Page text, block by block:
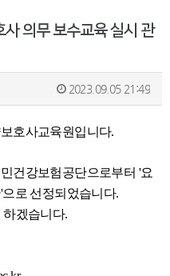
의무 보수교육 실시 관
2023.09.05 21:49
호사교육원입니다.
건강보험공단으로부터 '요
로 선정되었습니다.
하겠습니다.